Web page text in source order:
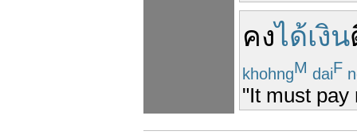
คงได้เงิน
khohngM daiF
"It must pay